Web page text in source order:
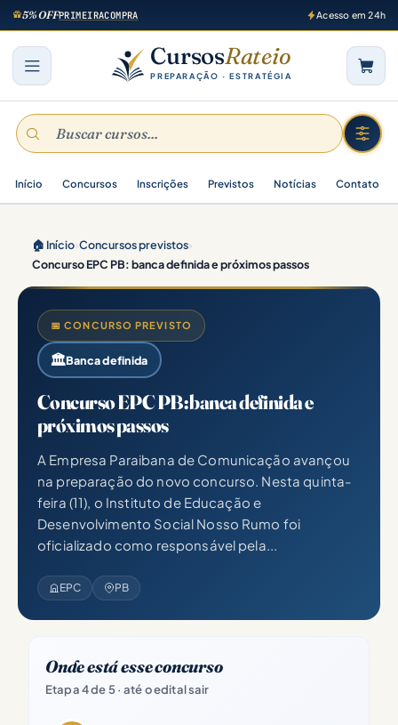
5% OFFPRIMEIRACOMPRA Acesso em 24h
CursosRateio
PREPARAÇÃO · ESTRATÉGIA
Início Concursos Inscrições Previstos Notícias Contato
🏠 Início›Concursos previstos›
Concurso EPC PB: banca definida e próximos passos
📅 CONCURSO PREVISTO
🏛️Banca definida
Concurso EPC PB: banca definida e
próximos passos
A Empresa Paraibana de Comunicação avançou
na preparação do novo concurso. Nesta quinta-
feira (11), o Instituto de Educação e
Desenvolvimento Social Nosso Rumo foi
oficializado como responsável pela...
EPC PB
Onde está esse concurso
Etapa 4 de 5 · até o edital sair